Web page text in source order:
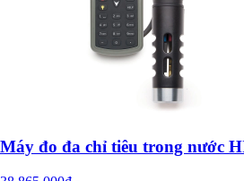
Máy đo đa chỉ tiêu trong nước